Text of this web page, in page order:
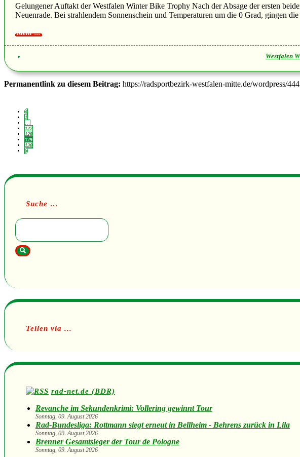
Gelungener Auftakt der Westfalen Winter Bike Trophy Nach der Absage der ersten
Neuenrade. Bei strahlendem Sonnenschein und Temperaturen um die 0 Grad, gingen
Westfalen
Permanentlink zu diesem Beitrag: https://radsportbezirk-westfalen-mitte.de/wordpress/
1
…
127
128
129
130
Suche …
Teilen via ...
rad-net.de (BDR)
Revanche im Sekundenkrimi: Vollering gewinnt Tour
Sonntag, 09. August 2026
Rad-Bundesliga: Rottmann siegt erneut in Bellheim - Behrens zurück in Lila
Sonntag, 09. August 2026
Brenner Gesamtsieger der Tour de Pologne
Sonntag, 09. August 2026